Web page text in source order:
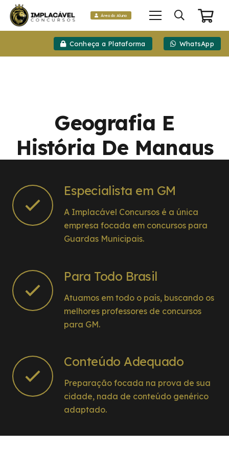
Área do Aluno
Conheça a Plataforma WhatsApp
Geografia E
História De Manaus
Especialista em GM
A Implacável Concursos é a única
empresa focada em concursos para
Guardas Municipais.
Para Todo Brasil
Atuamos em todo o país, buscando os
melhores professores de concursos
para GM.
Conteúdo Adequado
Preparação focada na prova de sua
cidade, nada de conteúdo genérico
adaptado.